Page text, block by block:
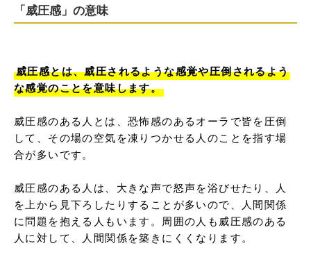
「威圧感」の意味
威圧感とは、威圧されるような感覚や圧倒されるよう
な感覚のことを意味します。
威圧感のある人とは、恐怖感のあるオーラで皆を圧倒
して、その場の空気を凍りつかせる人のことを指す場
合が多いです。
威圧感のある人は、大きな声で怒声を浴びせたり、人
を上から見下ろしたりすることが多いので、人間関係
に問題を抱える人もいます。周囲の人も威圧感のある
人に対して、人間関係を築きにくくなります。